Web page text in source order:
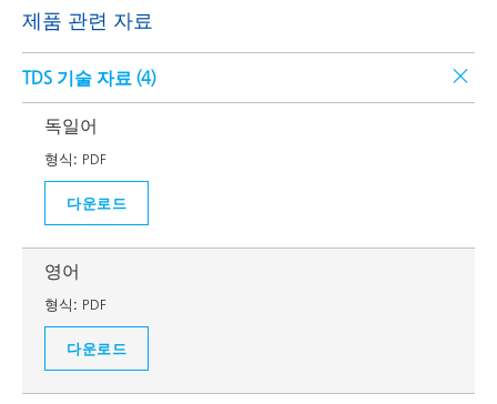
제품 관련 자료
TDS 기술 자료 (4)
독일어
형식: PDF
다운로드
영어
형식: PDF
다운로드